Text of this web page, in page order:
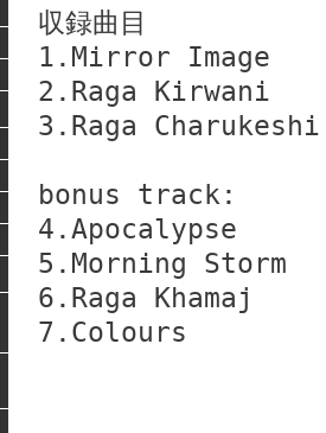
収録曲目
1.Mirror Image
2.Raga Kirwani
3.Raga Charukeshi
bonus track:
4.Apocalypse
5.Morning Storm
6.Raga Khamaj
7.Colours